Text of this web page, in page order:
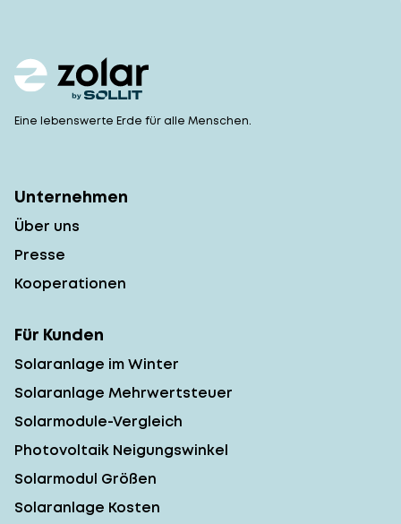
Eine lebenswerte Erde für alle Menschen.
Unternehmen
Über uns
Presse
Kooperationen
Für Kunden
Solaranlage im Winter
Solaranlage Mehrwertsteuer
Solarmodule-Vergleich
Photovoltaik Neigungswinkel
Solarmodul Größen
Solaranlage Kosten